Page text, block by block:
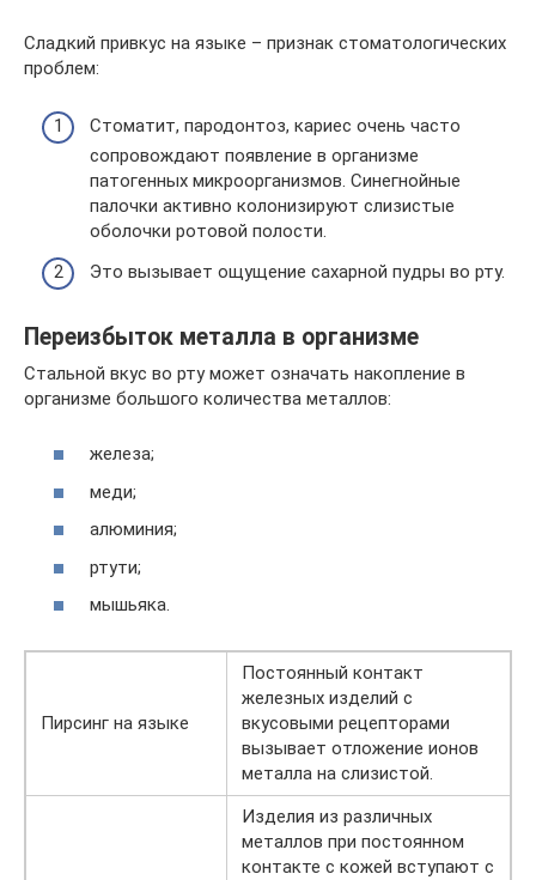
Сладкий привкус на языке – признак стоматологических
проблем:
Стоматит, пародонтоз, кариес очень часто
сопровождают появление в организме
патогенных микроорганизмов. Синегнойные
палочки активно колонизируют слизистые
оболочки ротовой полости.
Это вызывает ощущение сахарной пудры во рту.
Переизбыток металла в организме
Стальной вкус во рту может означать накопление в
организме большого количества металлов:
железа;
меди;
алюминия;
ртути;
мышьяка.
Пирсинг на языке
Постоянный контакт
железных изделий с
вкусовыми рецепторами
вызывает отложение ионов
металла на слизистой.
Изделия из различных
металлов при постоянном
контакте с кожей вступают с